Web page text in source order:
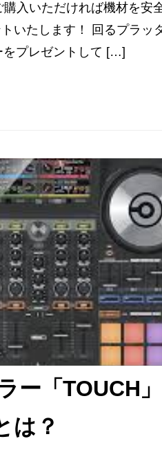
入いただければ機材を安
いたします！ 回るプラッ
をプレゼントして […]
ー「TOUCH
は？